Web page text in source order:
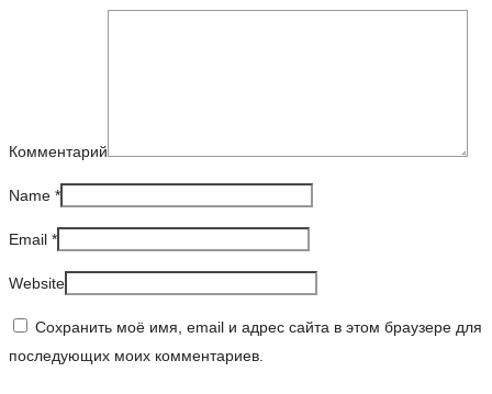
Комментарий
Name *
Email *
Website
Сохранить моё имя, email и адрес сайта в этом браузере для
последующих моих комментариев.